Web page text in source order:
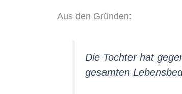
Aus den Gründen:
Die Tochter hat
gesamten